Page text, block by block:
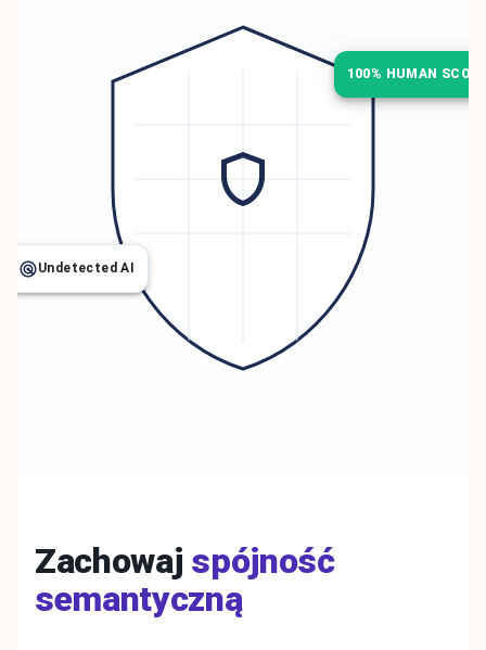
100% HUMAN
Undetected AI
Zachowaj spójność
semantyczną